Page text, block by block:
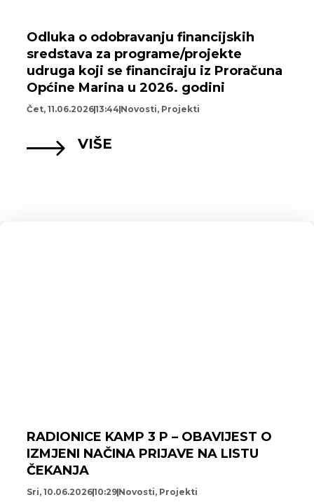
Odluka o odobravanju financijskih
sredstava za programe/projekte
udruga koji se financiraju iz Proračuna
Općine Marina u 2026. godini
Čet, 11.06.202613:44 Novosti, Projekti
VIŠE
RADIONICE KAMP 3 P – OBAVIJEST O
IZMJENI NAČINA PRIJAVE NA LISTU
ČEKANJA
Sri, 10.06.202610:29 Novosti, Projekti